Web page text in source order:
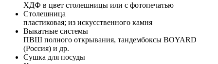
ХДФ в цвет столешницы или с фотопечатью
Столешница
пластиковая; из искусственного камня
Выкатные системы
ПВШ полного открывания, тандембоксы BOYARD
(Россия) и др.
Сушка для посуды